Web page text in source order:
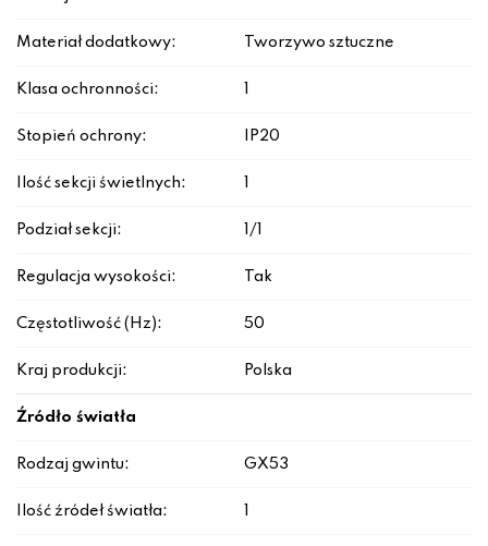
Materiał dodatkowy: Tworzywo sztuczne
Klasa ochronności:
Stopień ochrony: IP20
Ilość sekcji świetlnych:
Podział sekcji: 1/1
Regulacja wysokości: Tak
Częstotliwość (Hz): 50
Kraj produkcji: Polska
Źródło światła
Rodzaj gwintu: GX53
Ilość źródeł światła: